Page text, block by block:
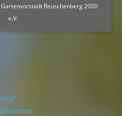
Reuschenberg 2000
e.V.